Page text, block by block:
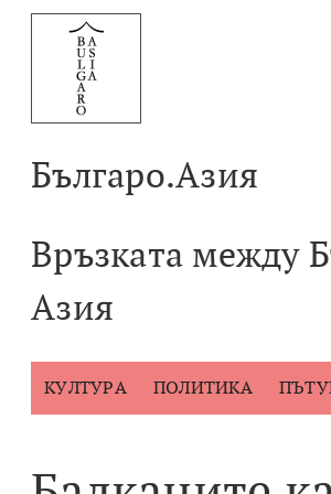
Към
съдържанието
Българо.Азия
Връзката между
Азия
КУЛТУРА ПОЛИТИКА